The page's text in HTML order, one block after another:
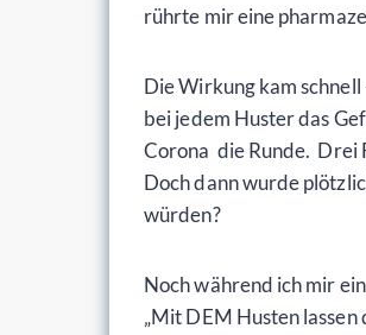
rührte mir eine
Die Wirkung kam
bei jedem Huster das
Corona die Runde. Drei
Doch dann wurde
würden?
Noch während ich mir
„Mit DEM Husten lassen